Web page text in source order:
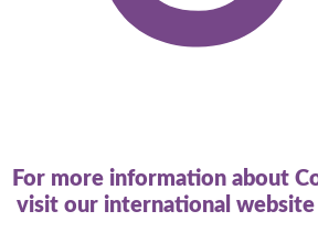
For more information about
visit our international